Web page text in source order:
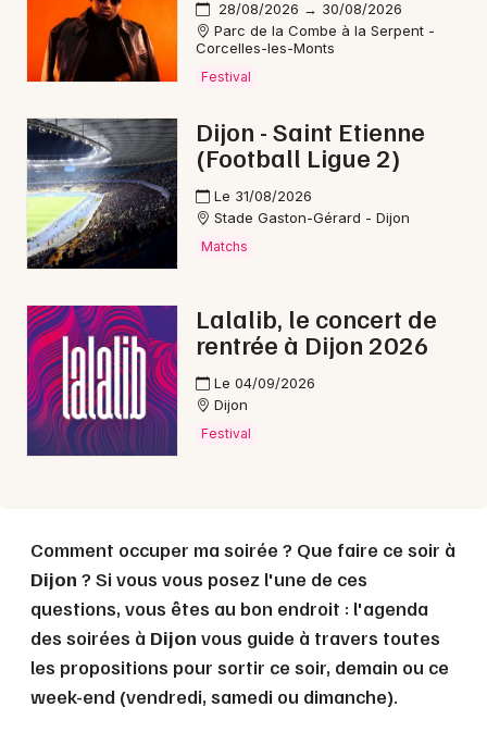
Actus à Dijon
Magazine à Dijon
21 - Côte d'Or
Choisir mes départements
Mon email
28/08/2026 → 30/08/2026
Parc de la Combe à la Serpent -
Corcelles-les-Monts
Festival
Dijon - Saint Etienne
(Football Ligue 2)
Le 31/08/2026
Stade Gaston-Gérard - Dijon
Matchs
Lalalib, le concert de
rentrée à Dijon 2026
Le 04/09/2026
Dijon
Festival
Comment occuper ma soirée ? Que faire ce soir à
Dijon ? Si vous vous posez l'une de ces
questions, vous êtes au bon endroit : l'agenda
des soirées à Dijon vous guide à travers toutes
les propositions pour sortir ce soir, demain ou ce
week-end (vendredi, samedi ou dimanche).